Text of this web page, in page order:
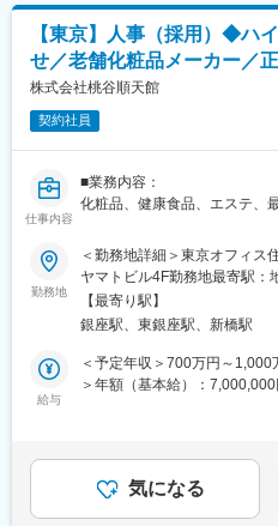
・AIを活用したセールスイネ
改革
・極めて合理的な専任マネジ
ードは業界平均の2倍以上）
・片面型でも両面型でもない
のサービス提供モデル
・組織マネジメント
・プロダクト改善
・業務プロセス改善、BPR等
■当部門について
営業と企画の機能を一貫して
ンハウスで行っているため、
断して連携できる環境が整っ
数値データや市場情報を活用
い、お客様の財務モデルやコ
て高度な企画力・分析力を身
す。
現在、人材紹介会社やプラッ
が中心に活躍しています。
■事業紹介
ビズリーチにおける創業事業
当社のビジョン『「キャリア
ため、ヘッドハンター様の存
【東京】人事（採用）◆ハ
せ／老舗化粧品メーカー／
株式会社桃谷順天館
契約社員
仕事内容
■業務内容：
化粧品、健康食品、エステ、
一員としてハイクラス人財
いただきます。
近年の事業拡大に伴い、品管
ポジションの採用ニーズが高
ら、経営課題を人財面から支
■業務詳細：
重視しています。
勤務地
＜勤務地詳細＞東京オフィス
ヤマトビル4F勤務地最寄駅：
動喫煙対策：屋内全面禁煙変
【最寄り駅】
銀座駅、東銀座駅、新橋駅
給与
＜予定年収＞700万円～
＞年額（基本給）：
給(月額)は固定手当を含めた表
気になる